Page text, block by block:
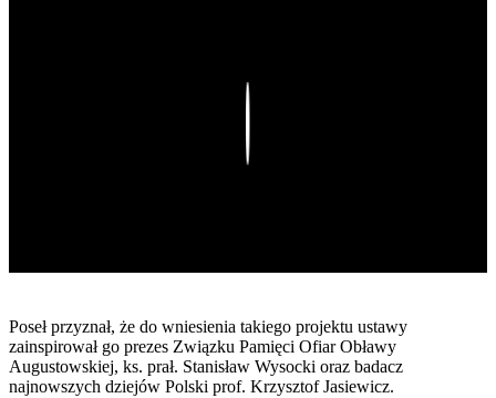
Poseł przyznał, że do wniesienia takiego projektu ustawy
zainspirował go prezes Związku Pamięci Ofiar Obławy
Augustowskiej, ks. prał. Stanisław Wysocki oraz badacz
najnowszych dziejów Polski prof. Krzysztof Jasiewicz.